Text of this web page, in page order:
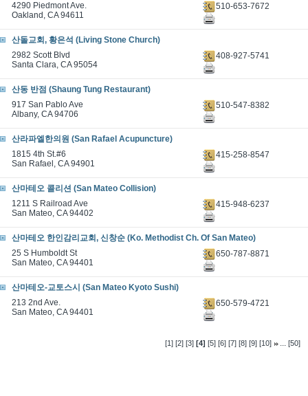
4290 Piedmont Ave.
Oakland, CA 94611
510-653-7672
산돌교회, 황은석 (Living Stone Church)
2982 Scott Blvd
Santa Clara, CA 95054
408-927-5741
산동 반점 (Shaung Tung Restaurant)
917 San Pablo Ave
Albany, CA 94706
510-547-8382
산라파엘한의원 (San Rafael Acupuncture)
1815 4th St.#6
San Rafael, CA 94901
415-258-8547
산마테오 콜리션 (San Mateo Collision)
1211 S Railroad Ave
San Mateo, CA 94402
415-948-6237
산마테오 한인감리교회, 신창순 (Ko. Methodist Ch. Of San Mateo)
25 S Humboldt St
San Mateo, CA 94401
650-787-8871
산마테오-교토스시 (San Mateo Kyoto Sushi)
213 2nd Ave.
San Mateo, CA 94401
650-579-4721
[1] [2] [3] [4] [5] [6] [7] [8] [9] [10] ...[50]